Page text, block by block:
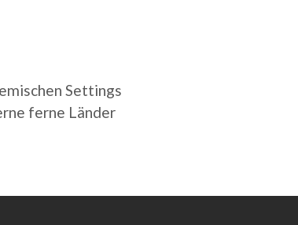
Settings
ferne Länder